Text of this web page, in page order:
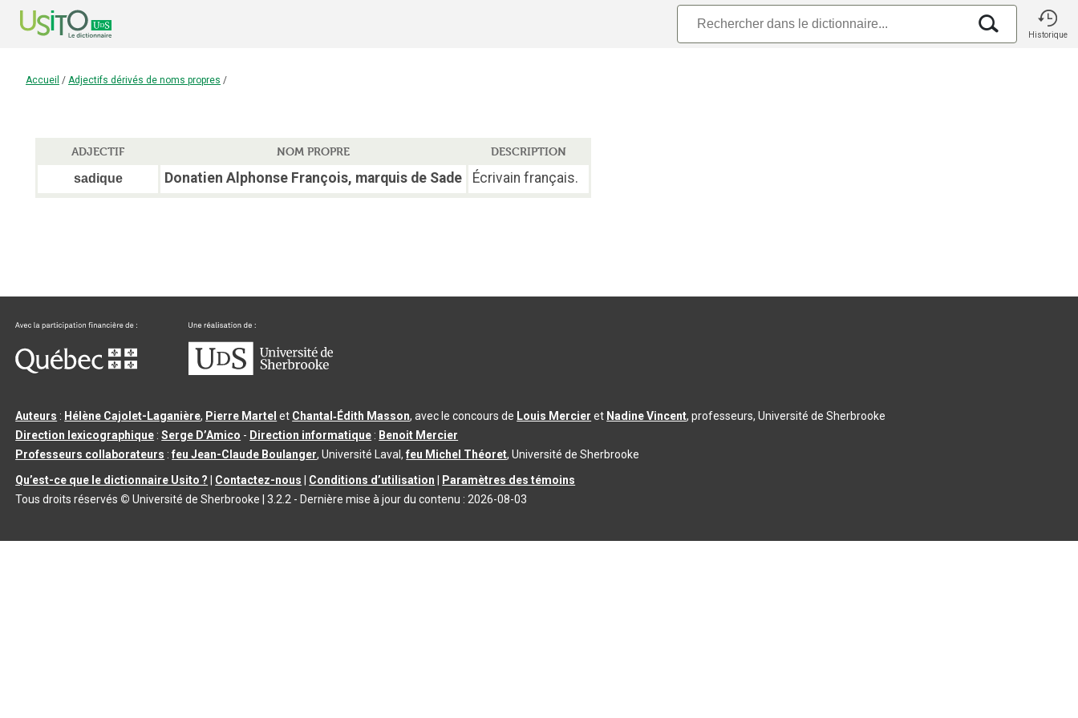
Historique
Accueil / Adjectifs dérivés de noms propres /
ADJECTIF NOM PROPRE
DESCRIPTION
sadique
Donatien Alphonse François, marquis de Sade Écrivain français.
Auteurs : Hélène Cajolet-Laganière, Pierre Martel et Chantal‑Édith Masson, avec le concours de Louis Mercier et Nadine Vincent, professeurs, Université de Sherbrooke
Direction lexicographique :Serge D’Amico - Direction informatique : Benoit Mercier
Professeurs collaborateurs :feu Jean-Claude Boulanger, Université Laval,feu Michel Théoret, Université de Sherbrooke
Qu’est-ce que le dictionnaire Usito ?
Contactez-nous Conditions d’utilisation
Paramètres des témoins
Tous droits réservés © Université de Sherbrooke |3.2.2 - Dernière mise à jour du contenu : 2026-08-03